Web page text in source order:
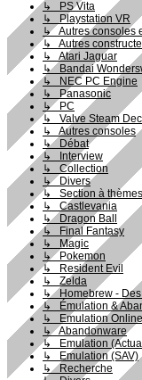
↳ PS Vita
↳ Playstation VR
↳ Autres consoles
↳ Autres
↳ Atari Jaguar
↳ Bandai
↳ NEC PC Engine
↳ Panasonic
↳ PC
↳ Valve Steam
↳ Autres consoles
↳ Débat
↳ Interview
↳ Collection
↳ Divers
↳ Section à thèmes
↳ Castlevania
↳ Dragon Ball
↳ Final Fantasy
↳ Magic
↳ Pokemon
↳ Resident Evil
↳ Zelda
↳ Homebrew - Des
↳ Émulation &
↳ Emulation Online
↳ Abandonware
↳ Emulation
↳ Emulation (SAV)
↳ Recherche